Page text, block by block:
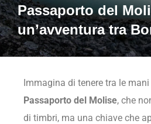
Passaporto del
un’avventura tra
Immagina di tenere tra le
Passaporto del Molise, che
di timbri, ma una chiave che